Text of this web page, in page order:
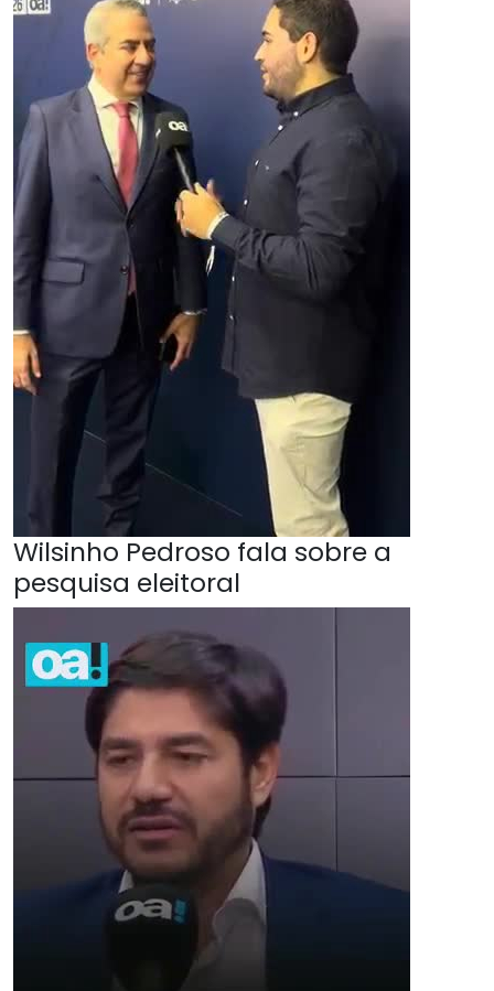
Wilsinho Pedroso fala sobre a
pesquisa eleitoral